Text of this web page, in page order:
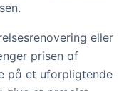
eller
prisen af
på et uforpligtende